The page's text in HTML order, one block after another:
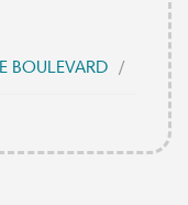
BOULEVARD